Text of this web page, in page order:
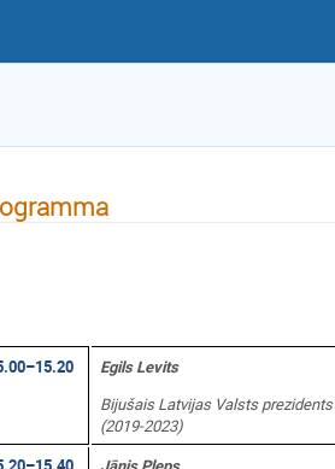
Egils Levits
Bijušais Latvijas Valsts prezidents
(2019-2023)